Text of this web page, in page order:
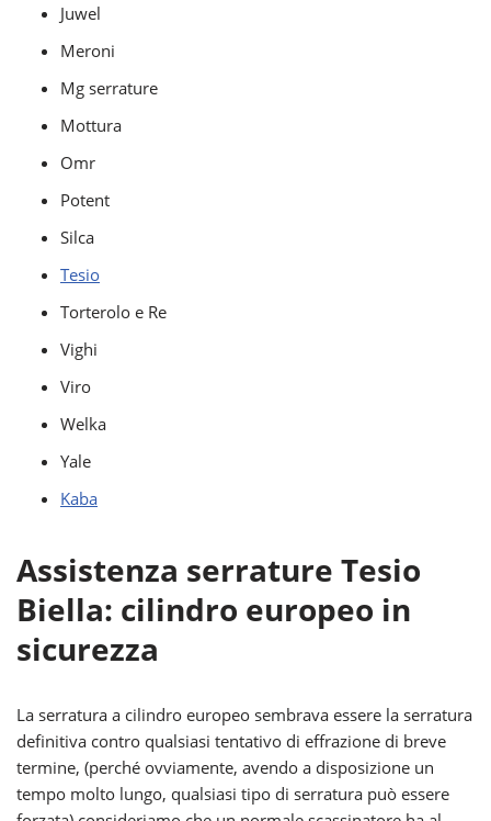
Juwel
Meroni
Mg serrature
Mottura
Omr
Potent
Silca
Tesio
Torterolo e Re
Vighi
Viro
Welka
Yale
Kaba
Assistenza serrature Tesio
Biella: cilindro europeo in
sicurezza
La serratura a cilindro europeo sembrava essere la serratura
definitiva contro qualsiasi tentativo di effrazione di breve
termine, (perché ovviamente, avendo a disposizione un
tempo molto lungo, qualsiasi tipo di serratura può essere